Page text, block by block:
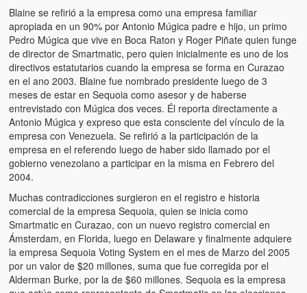
Blaine se refirió a la empresa como una empresa familiar
apropiada en un 90% por Antonio Múgica padre e hijo, un primo
Pedro Múgica que vive en Boca Raton y Roger Piñate quien funge
de director de Smartmatic, pero quien inicialmente es uno de los
directivos estatutarios cuando la empresa se forma en Curazao
en el ano 2003. Blaine fue nombrado presidente luego de 3
meses de estar en Sequoia como asesor y de haberse
entrevistado con Múgica dos veces. Él reporta directamente a
Antonio Múgica y expreso que esta consciente del vínculo de la
empresa con Venezuela. Se refirió a la participación de la
empresa en el referendo luego de haber sido llamado por el
gobierno venezolano a participar en la misma en Febrero del
2004.
Muchas contradicciones surgieron en el registro e historia
comercial de la empresa Sequoia, quien se inicia como
Smartmatic en Curazao, con un nuevo registro comercial en
Ámsterdam, en Florida, luego en Delaware y finalmente adquiere
la empresa Sequoia Voting System en el mes de Marzo del 2005
por un valor de $20 millones, suma que fue corregida por el
Alderman Burke, por la de $60 millones. Sequoia es la empresa